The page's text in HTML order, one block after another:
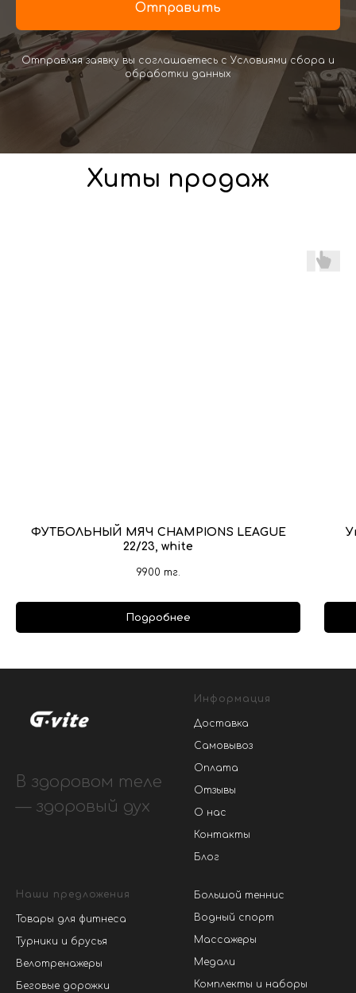
Отправить
Отправляя заявку вы соглашаетесь с Условиями сбора и
обработки данных
Хиты продаж
ФУТБОЛЬНЫЙ МЯЧ CHAMPIONS LEAGUE
22/23, white
9900 тг.
Подробнее
В здоровом теле
— здоровый дух
Информация
Доставка
Самовывоз
Оплата
Отзывы
О нас
Контакты
Блог
Наши предложения
Товары для фитнеса
Турники и брусья
Велотренажеры
Беговые дорожки
Большой теннис
Водный спорт
Массажеры
Медали
Комплекты и наборы